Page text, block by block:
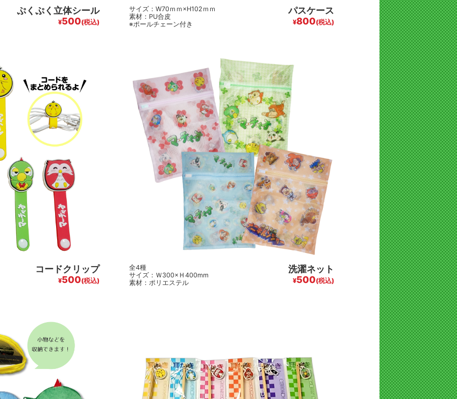
ぷくぷく立体シール
¥500(税込)
パスケース
¥800(税込)
サイズ：W70ｍｍ×H102ｍｍ
素材：PU合皮
※ポールチェーン付き
コードクリップ
¥500(税込)
洗濯ネット
¥500(税込)
全4種
サイズ：Ｗ300×Ｈ400mm
素材：ポリエステル